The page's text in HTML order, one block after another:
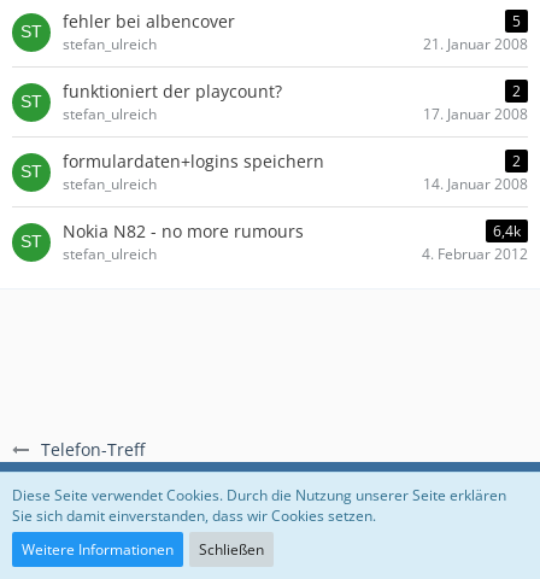
Telefon-Treff
fehler bei albencover
5
stefan_ulreich
21. Januar 2008
funktioniert der playcount?
2
stefan_ulreich
17. Januar 2008
formulardaten+logins speichern
2
stefan_ulreich
14. Januar 2008
Nokia N82 - no more rumours
6,4k
stefan_ulreich
4. Februar 2012
Regeln Datenschutzerklärung Impressum
Community-Software:
Diese Seite verwendet Cookies. Durch die Nutzung unserer Seite erklären
Sie sich damit einverstanden, dass wir Cookies setzen.
Weitere Informationen
Schließen